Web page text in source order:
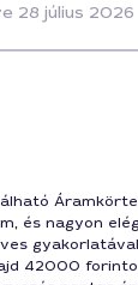
28 július 2026
és nagyon
42000